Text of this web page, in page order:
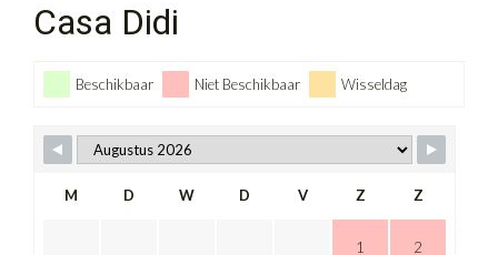
Casa Didi
Beschikbaar Niet Beschikbaar Wisseldag
M D W D V Z Z
1 2